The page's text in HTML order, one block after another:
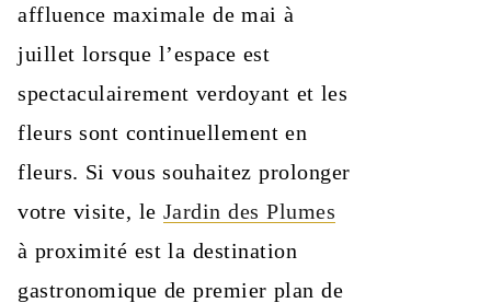
affluence maximale de mai à
juillet lorsque l’espace est
spectaculairement verdoyant et les
fleurs sont continuellement en
fleurs. Si vous souhaitez prolonger
votre visite, le Jardin des Plumes
à proximité est la destination
gastronomique de premier plan de